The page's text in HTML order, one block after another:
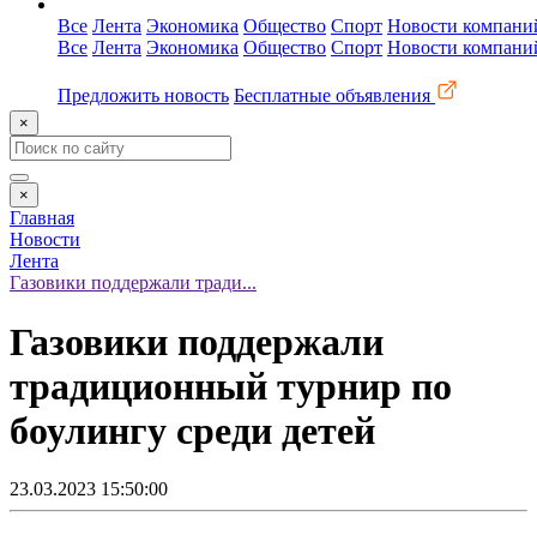
Все Лента Экономика Общество Спорт Новости
Все Лента Экономика Общество Спорт Новости
Предложить новость Бесплатные объявления
×
×
Главная
Новости
Лента
Газовики поддержали тради...
Газовики поддержали
традиционный турнир по
боулингу среди детей
23.03.2023 15:50:00